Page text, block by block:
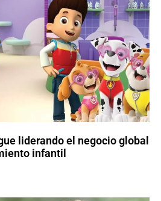
liderando el negocio global
infantil